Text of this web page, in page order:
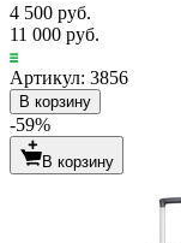
4 500 руб.
11 000 руб.
Артикул: 3856
В корзину
-59%
В корзину